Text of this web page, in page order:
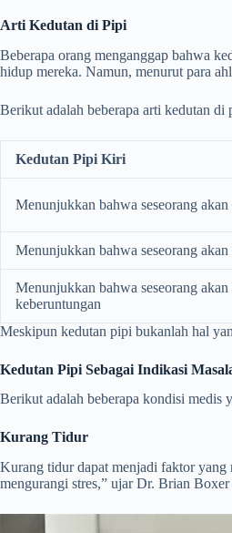
Arti Kedutan di Pipi
Beberapa orang menganggap bahwa
hidup mereka. Namun, menurut para
Berikut adalah beberapa arti kedutan
Kedutan Pipi Kiri
Menunjukkan bahwa seseorang akan
Menunjukkan bahwa seseorang
Menunjukkan bahwa seseorang
keberuntungan
Meskipun kedutan pipi bukanlah hal
Kedutan Pipi Sebagai Indikasi
Berikut adalah beberapa kondisi medis
Kurang Tidur
Kurang tidur dapat menjadi faktor yang
mengurangi stres,” ujar Dr. Brian